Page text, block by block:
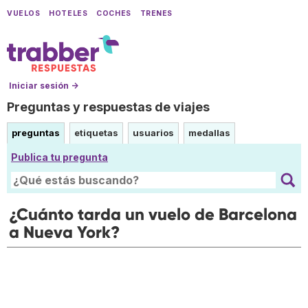
VUELOS HOTELES COCHES TRENES
Iniciar sesión →
Preguntas y respuestas de viajes
preguntas etiquetas usuarios medallas
Publica tu pregunta
¿Cuánto tarda un vuelo de Barcelona
a Nueva York?